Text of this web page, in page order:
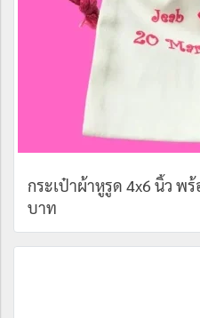
กระเป๋าผ้าหูรูด 4x6 นิ้ว พ
บาท